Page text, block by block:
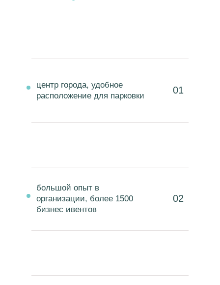
центр города, удобное
расположение для парковки
01
большой опыт в
организации, более 1500
бизнес ивентов
02